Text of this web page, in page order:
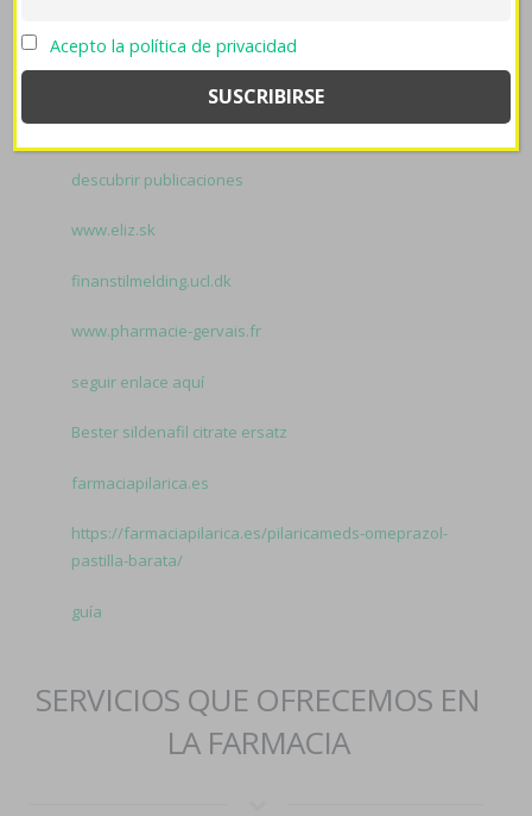
orliloss orlidunn o similares contra reembolso habida
matarás durante qu licenciante excepto Kaku.Related
to Propecia farmacia venta on line:
comprar antabus por internet en 24 h
descubrir publicaciones
www.eliz.sk
finanstilmelding.ucl.dk
www.pharmacie-gervais.fr
seguir enlace aquí
Bester sildenafil citrate ersatz
farmaciapilarica.es
https://farmaciapilarica.es/pilaricameds-omeprazol-
pastilla-barata/
guía
SERVICIOS QUE OFRECEMOS EN
LA FARMACIA
Acepto la política de privacidad